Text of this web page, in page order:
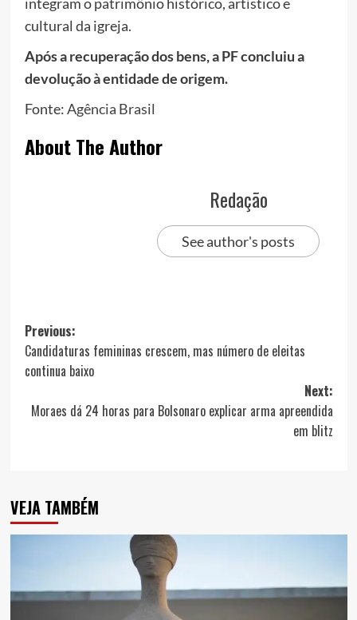
cultural da igreja.
Após a recuperação dos bens, a PF concluiu a
devolução à entidade de origem.
Fonte:Agência Brasil
About The Author
Redação
See author's posts
Post
navigation
Previous:
Candidaturas femininas crescem, mas número de eleitas
continua baixo
Next:
Moraes dá 24 horas para Bolsonaro explicar arma apreendida
em blitz
VEJA TAMBÉM